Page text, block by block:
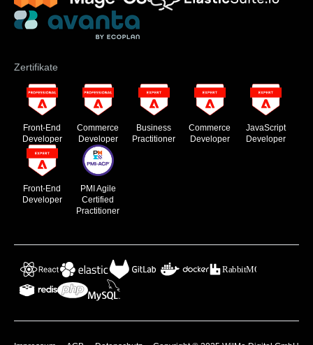
Zertifikate
Front-End
Developer
Commerce
Developer
Business
Practitioner
Commerce
Developer
JavaScript
Developer
Front-End
Developer
PMI Agile
Certified
Practitioner